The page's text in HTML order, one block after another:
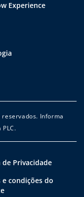
Experience
Informa
de Privacidade
e condições do